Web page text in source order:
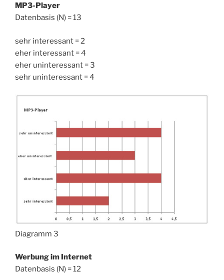
MP3-Player
Datenbasis (N) = 13
sehr interessant = 2
eher interessant = 4
eher uninteressant = 3
sehr uninteressant = 4
Diagramm 3
Werbung im Internet
Datenbasis (N) = 12